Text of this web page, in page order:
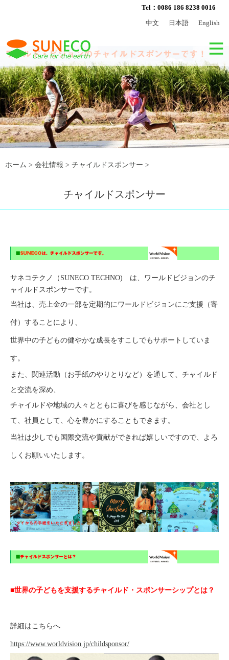
Tel：0086 186 8238 0016
中文
日本語 English
ホーム > 会社情報 > チャイルドスポンサー >
チャイルドスポンサー
サネコテクノ（SUNECO TECHNO) は、 ワールドビジョンのチ
ャイルドスポンサーです。
当社は、売上金の一部を定期的にワールドビジョンにご支援（寄
付）することにより、
世界中の子どもの健やかな成長をすこしでもサポートしていま
す。
また、関連活動（お手紙のやりとりなど）を通して、チャイルド
と交流を深め、
チャイルドや地域の人々とともに喜びを感じながら、会社とし
て、社員として、心を豊かにすることもできます。
当社は少しでも国際交流や貢献ができれば嬉しいですので、よろ
しくお願いいたします。
■世界の子どもを支援するチャイルド・スポンサーシップとは？
詳細はこちらへ
https://www.worldvision.jp/childsponsor/